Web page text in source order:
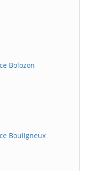
Bolozon
Bouligneux